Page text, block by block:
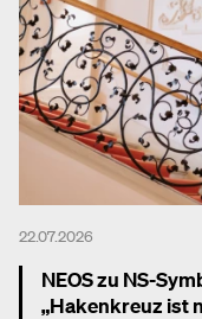
22.07.2026
NEOS zu NS-
„Hakenkreuz ist